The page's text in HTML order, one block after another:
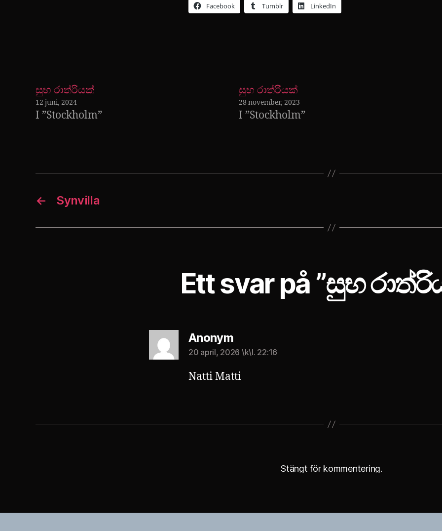
Facebook Tumblr LinkedIn
සුභ රාත්රියක්
12 juni, 2024
I ”Stockholm”
සුභ රාත්රියක්
28 november, 2023
I ”Stockholm”
← Synvilla
Ett svar på ”සුභ
Anonymsäger:
20 april, 2026 \k\l. 22:16
Natti Matti
Stängt för kommentering.